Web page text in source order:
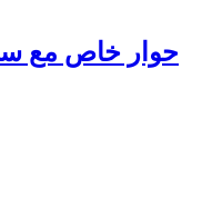
حوار خاص مع